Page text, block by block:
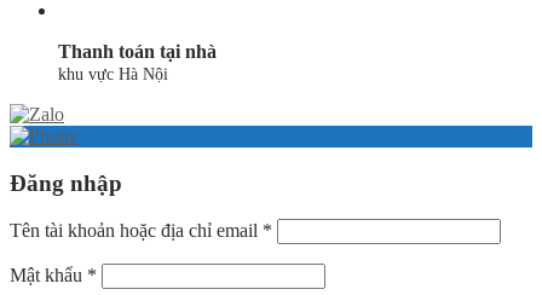
Thanh toán tại nhà
khu vực Hà Nội
Đăng nhập
Tên tài khoản hoặc địa chỉ email *
Mật khẩu *